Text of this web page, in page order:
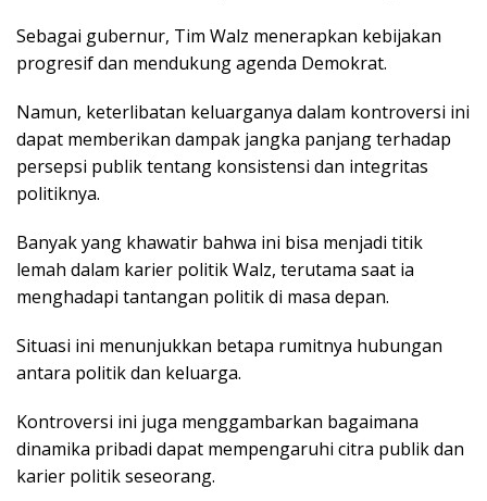
Sebagai gubernur, Tim Walz menerapkan kebijakan
progresif dan mendukung agenda Demokrat.
Namun, keterlibatan keluarganya dalam kontroversi ini
dapat memberikan dampak jangka panjang terhadap
persepsi publik tentang konsistensi dan integritas
politiknya.
Banyak yang khawatir bahwa ini bisa menjadi titik
lemah dalam karier politik Walz, terutama saat ia
menghadapi tantangan politik di masa depan.
Situasi ini menunjukkan betapa rumitnya hubungan
antara politik dan keluarga.
Kontroversi ini juga menggambarkan bagaimana
dinamika pribadi dapat mempengaruhi citra publik dan
karier politik seseorang.